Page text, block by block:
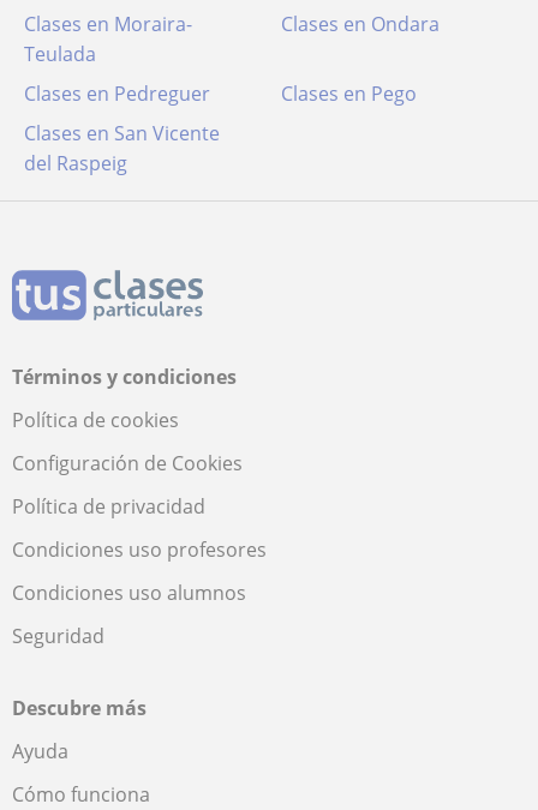
Clases en Moraira-
Teulada
Clases en Ondara
Clases en Pedreguer
Clases en Pego
Clases en San Vicente
del Raspeig
Términos y condiciones
Política de cookies
Configuración de Cookies
Política de privacidad
Condiciones uso profesores
Condiciones uso alumnos
Seguridad
Descubre más
Ayuda
Cómo funciona